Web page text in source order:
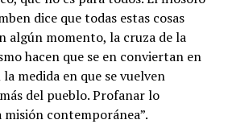
dice que todas estas cosas
algún momento, la cruza de la
hacen que se en conviertan en
la medida en que se vuelven
del pueblo. Profanar lo
misión contemporánea”.